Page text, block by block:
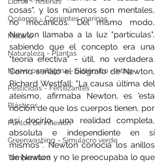
Océanos - Corrientes marinas
Metano
Naturaleza - Plantas
Nuevo paradigma - Sistémico - Integ
Pesticidas - Fertilizantes
Plásticos
Puntos de inflexión
Greenwashing - Simulacro verde
Temperatura
cosas", y los números son mentales,
no mecánicos. Del mismo modo,
Newton llamaba a la luz "partículas",
sabiendo que el concepto era una
"teoría efectiva" - útil, no verdadera.
Como señaló el biógrafo de Newton,
Richard Westfall: "La causa última del
ateísmo, afirmaba Newton, es 'esta
noción de que los cuerpos tienen, por
así decirlo, una realidad completa,
absoluta e independiente en sí
mismos'". Newton conocía los anillos
de Newton y no le preocupaba lo que